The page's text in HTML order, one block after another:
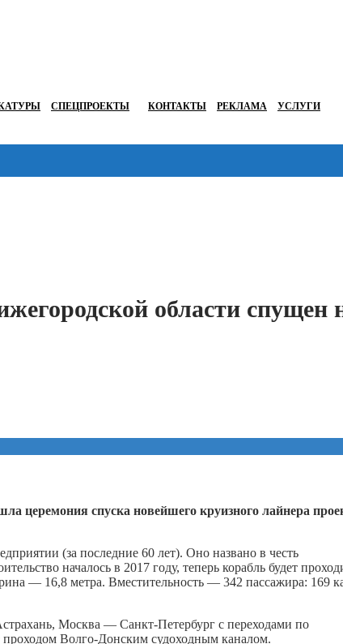
СПЕЦПРОЕКТЫ КОНТАКТЫ РЕКЛАМА УСЛУГИ
области спущен
церемония спуска новейшего круизного лайнера
(за последние 60 лет). Оно названо в честь
началось в 2017 году, теперь корабль будет
— 16,8 метра. Вместительность — 342 пассажира: 169
Москва — Санкт-Петербург с переходами по
Волго-Донским судоходным каналом.